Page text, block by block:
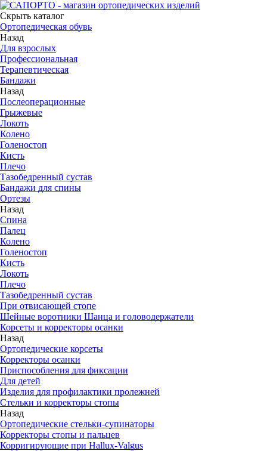
Скрыть каталог
Ортопедическая обувь
Назад
Для взрослых
Профессиональная
Терапевтическая
Бандажи
Назад
Послеоперационные
Грыжевые
Локоть
Колено
Голеностоп
Кисть
Плечо
Тазобедренный сустав
Бандажи для спины
Ортезы
Назад
Спина
Палец
Колено
Голеностоп
Кисть
Локоть
Плечо
Тазобедренный сустав
При отвисающей стопе
Шейные воротники Шанца и головодержатели
Корсеты и корректоры осанки
Назад
Ортопедические корсеты
Корректоры осанки
Приспособления для фиксации
Для детей
Изделия для профилактики пролежней
Стельки и корректоры стопы
Назад
Ортопедические стельки-супинаторы
Корректоры стопы и пальцев
Корригирующие при Hallux-Valgus